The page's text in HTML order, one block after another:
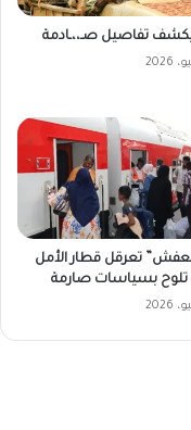
تفاصيل صـ،،ـادمة
تعرقل قطار الأمل
تلوح بسياسات صارمة